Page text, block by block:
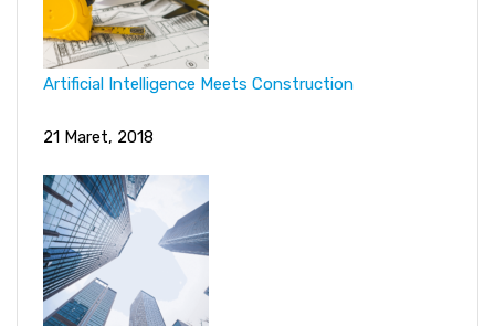
Artificial Intelligence Meets Construction
21 Maret, 2018